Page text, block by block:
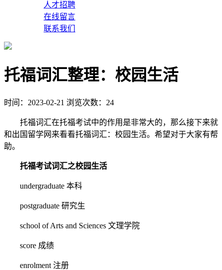
人才招聘
在线留言
联系我们
托福词汇整理：校园生活
时间：2023-02-21 浏览次数：24
托福词汇在托福考试中的作用是非常大的，那么接下来就
和出国留学网来看看托福词汇：校园生活。希望对于大家有帮
助。
托福考试词汇之校园生活
undergraduate 本科
postgraduate 研究生
school of Arts and Sciences 文理学院
score 成绩
enrolment 注册